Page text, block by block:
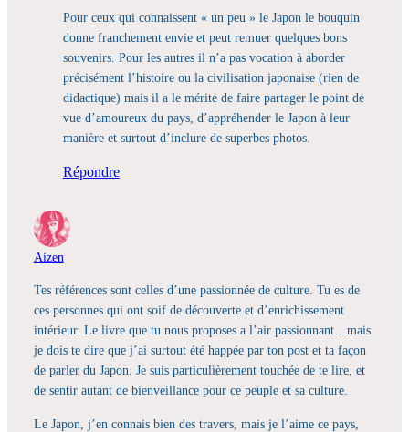
Pour ceux qui connaissent « un peu » le Japon le bouquin
donne franchement envie et peut remuer quelques bons
souvenirs. Pour les autres il n’a pas vocation à aborder
précisément l’histoire ou la civilisation japonaise (rien de
didactique) mais il a le mérite de faire partager le point de
vue d’amoureux du pays, d’appréhender le Japon à leur
manière et surtout d’inclure de superbes photos.
Répondre
Aizen
Tes références sont celles d’une passionnée de culture. Tu es de
ces personnes qui ont soif de découverte et d’enrichissement
intérieur. Le livre que tu nous proposes a l’air passionnant…mais
je dois te dire que j’ai surtout été happée par ton post et ta façon
de parler du Japon. Je suis particulièrement touchée de te lire, et
de sentir autant de bienveillance pour ce peuple et sa culture.
Le Japon, j’en connais bien des travers, mais je l’aime ce pays,